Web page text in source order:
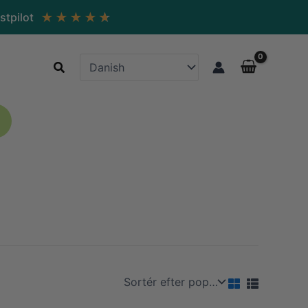
★ ★ ★ ★ ★
Søg